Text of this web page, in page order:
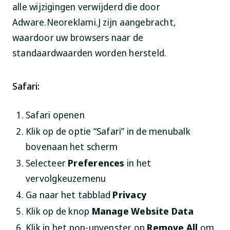
alle wijzigingen verwijderd die door
Adware.Neoreklami.J zijn aangebracht,
waardoor uw browsers naar de
standaardwaarden worden hersteld.
Safari:
Safari openen
Klik op de optie “Safari” in de menubalk
bovenaan het scherm
Selecteer Preferences in het
vervolgkeuzemenu
Ga naar het tabblad Privacy
Klik op de knop Manage Website Data
Klik in het pop-upvenster op Remove All om